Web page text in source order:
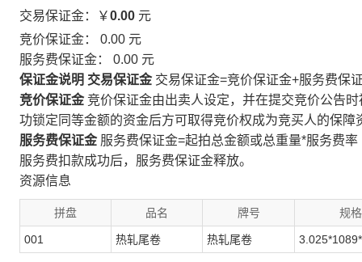
交易保证金：￥0.00 元
竞价保证金： 0.00 元
服务费保证金： 0.00 元
保证金说明 交易保证金 交易保证金=竞价保证金+服务费保
竞价保证金 竞价保证金由出卖人设定，并在提交竞价公告
功锁定同等金额的资金后方可取得竞价权成为竞买人的保障
服务费保证金 服务费保证金=起拍总金额或总重量*服务费率
服务费扣款成功后，服务费保证金释放。
资源信息
拼盘 品名 牌号 规格
001 热轧尾卷 热轧尾卷